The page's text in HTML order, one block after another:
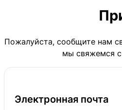
Пожалуйста, сообщите нам
мы свяжемся с
Электронная почта